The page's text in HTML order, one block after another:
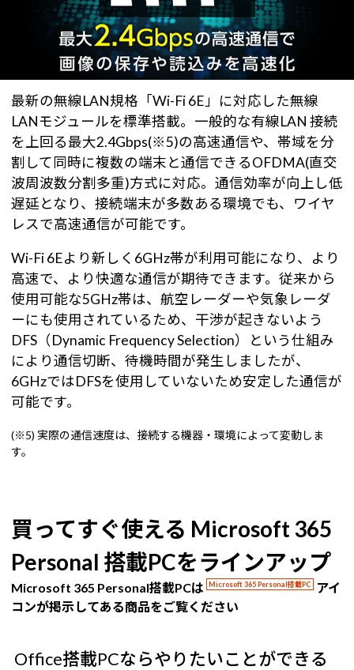
最新の無線LAN規格「Wi-Fi 6E」に対応した無線
LANモジュールを標準搭載。一般的な有線LAN 接続
を上回る最大2.4Gbps(※5)の高速通信や、帯域を分
割して同時に複数の端末と通信できるOFDMA(直交
波周波数分割多重)方式に対応。通信効率が向上し低
遅延となり、接続端末が多数ある環境でも、ワイヤ
レスで高速通信が可能です。
Wi-Fi 6Eより新しく6GHz帯が利用可能になり、より
高速で、より快適な通信が期待できます。従来から
使用可能な5GHz帯は、航空レーダーや気象レーダ
ーにも使用されているため、干渉が起きないよう
DFS（Dynamic Frequency Selection）という仕組み
により通信切断、待機時間が発生しましたが、
6GHzではDFSを使用していないため安定した通信が
可能です。
(※5) 実際の通信速度は、接続する機器・環境によって変動しま
す。
買ってすぐ使える Microsoft 365
Personal 搭載PCをラインアップ
Microsoft 365 Personal搭載PCは Microsoft 365 Personal搭載PC
アイ
コンが掲示してある商品をご覧ください
Office搭載PCならやりたいことができる